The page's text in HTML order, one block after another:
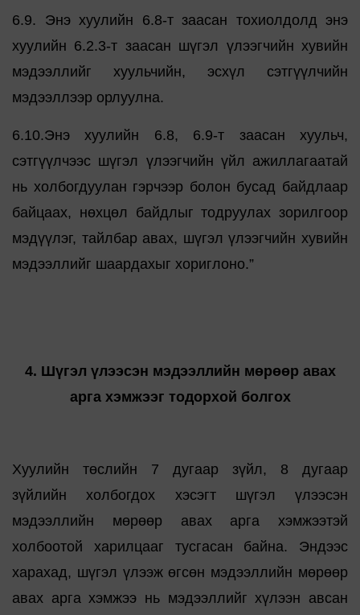
6.9. Энэ хуулийн 6.8-т заасан тохиолдолд энэ
хуулийн 6.2.3-т заасан шүгэл үлээгчийн хувийн
мэдээллийг хуульчийн, эсхүл сэтгүүлчийн
мэдээллээр орлуулна.
6.10.Энэ хуулийн 6.8, 6.9-т заасан хуульч,
сэтгүүлчээс шүгэл үлээгчийн үйл ажиллагаатай
нь холбогдуулан гэрчээр болон бусад байдлаар
байцаах, нөхцөл байдлыг тодруулах зорилгоор
мэдүүлэг, тайлбар авах, шүгэл үлээгчийн хувийн
мэдээллийг шаардахыг хориглоно.”
4. Шүгэл үлээсэн мэдээллийн мөрөөр авах
арга хэмжээг тодорхой болгох
Хуулийн төслийн 7 дугаар зүйл, 8 дугаар
зүйлийн холбогдох хэсэгт шүгэл үлээсэн
мэдээллийн мөрөөр авах арга хэмжээтэй
холбоотой харилцааг тусгасан байна. Эндээс
харахад, шүгэл үлээж өгсөн мэдээллийн мөрөөр
авах арга хэмжээ нь мэдээллийг хүлээн авсан